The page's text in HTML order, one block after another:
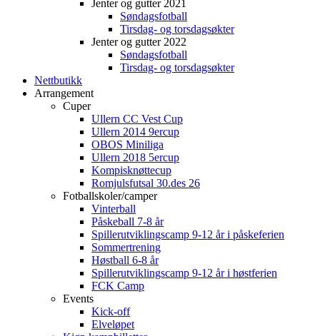
Jenter og gutter 2021
Søndagsfotball
Tirsdag- og torsdagsøkter
Jenter og gutter 2022
Søndagsfotball
Tirsdag- og torsdagsøkter
Nettbutikk
Arrangement
Cuper
Ullern CC Vest Cup
Ullern 2014 9ercup
OBOS Miniliga
Ullern 2018 5ercup
Kompisknøttecup
Romjulsfutsal 30.des 26
Fotballskoler/camper
Vinterball
Påskeball 7-8 år
Spillerutviklingscamp 9-12 år i påskeferien
Sommertrening
Høstball 6-8 år
Spillerutviklingscamp 9-12 år i høstferien
FCK Camp
Events
Kick-off
Elveløpet